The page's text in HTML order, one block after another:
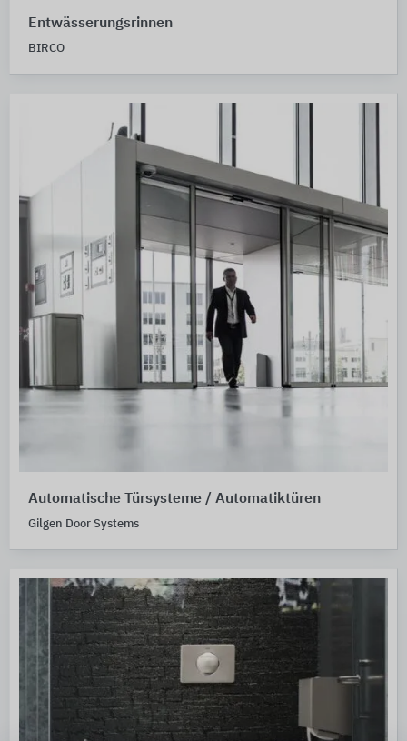
Entwässerungsrinnen
BIRCO
Automatische Türsysteme / Automatiktüren
Gilgen Door Systems